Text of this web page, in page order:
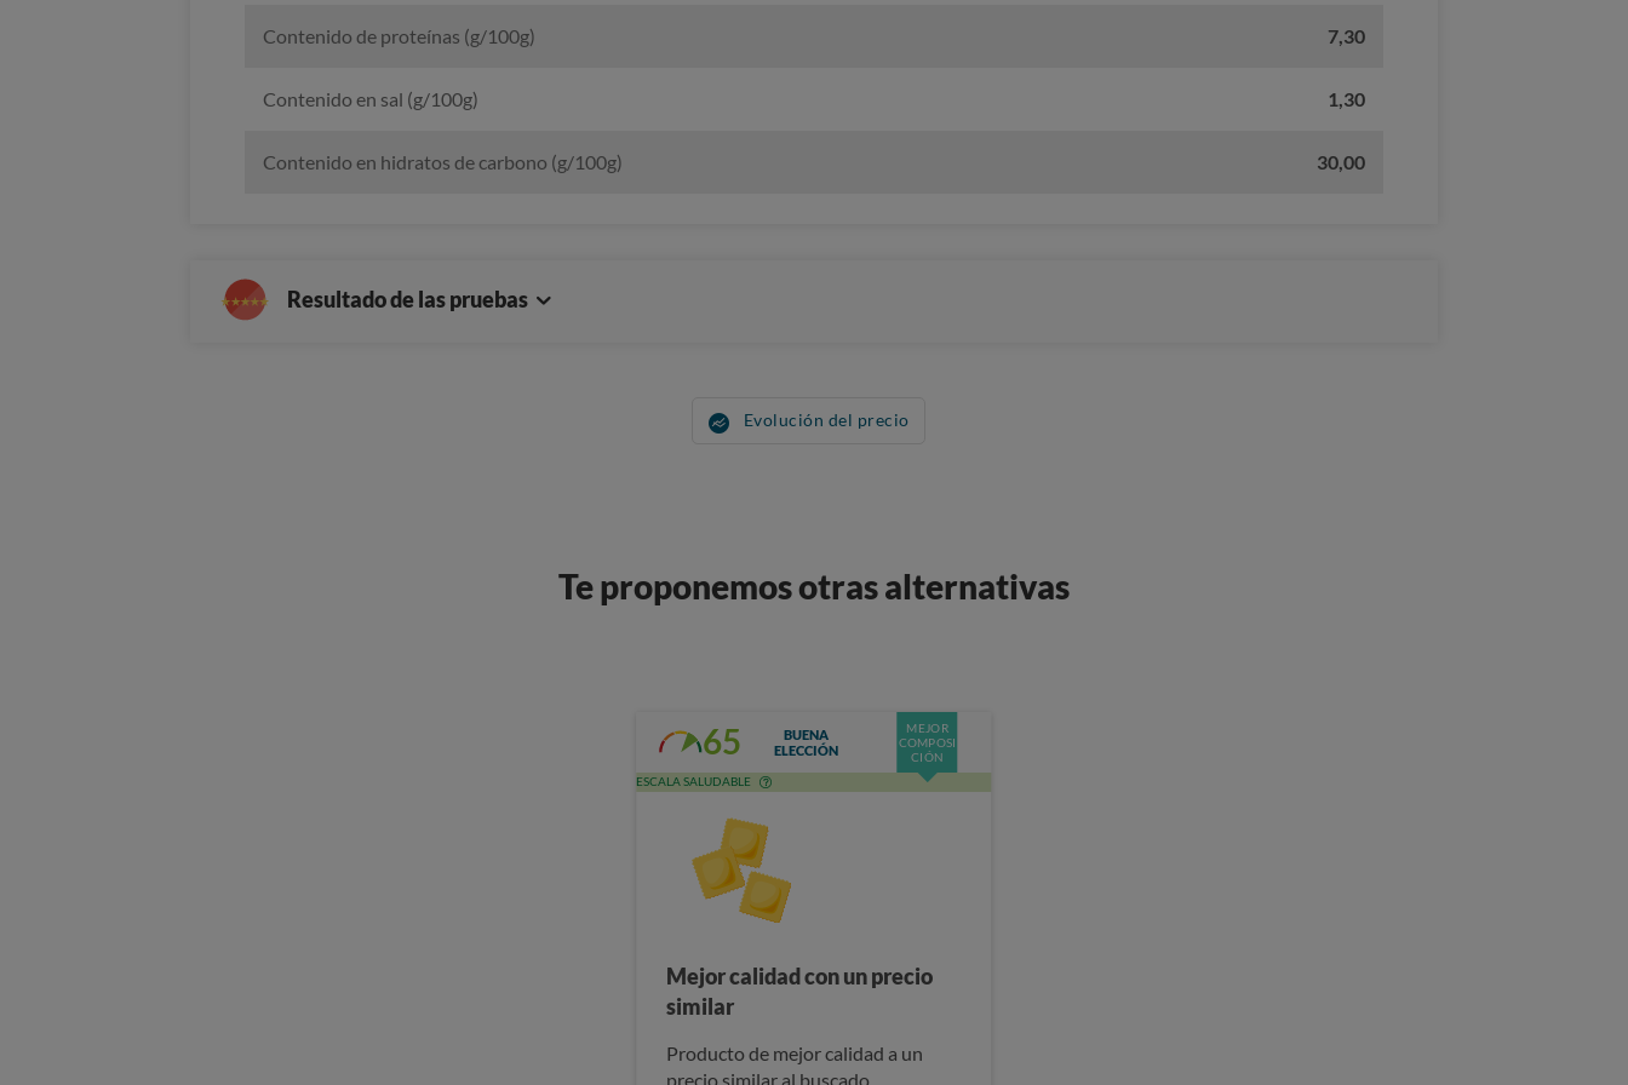
Contenido de proteínas (g/100g) 7,30
Contenido en sal (g/100g) 1,30
Contenido en hidratos de carbono (g/100g) 30,00
Resultado de las pruebas
Evolución del precio
Te proponemos otras alternativas
65
BUENA
ELECCIÓN
MEJOR
COMPOSI
CIÓN
ESCALA SALUDABLE
Mejor calidad con un precio
similar
Producto de mejor calidad a un
precio similar al buscado